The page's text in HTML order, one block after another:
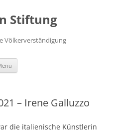
Stiftung
Völkerverständigung
– Irene Galluzzo
die italienische Künstlerin